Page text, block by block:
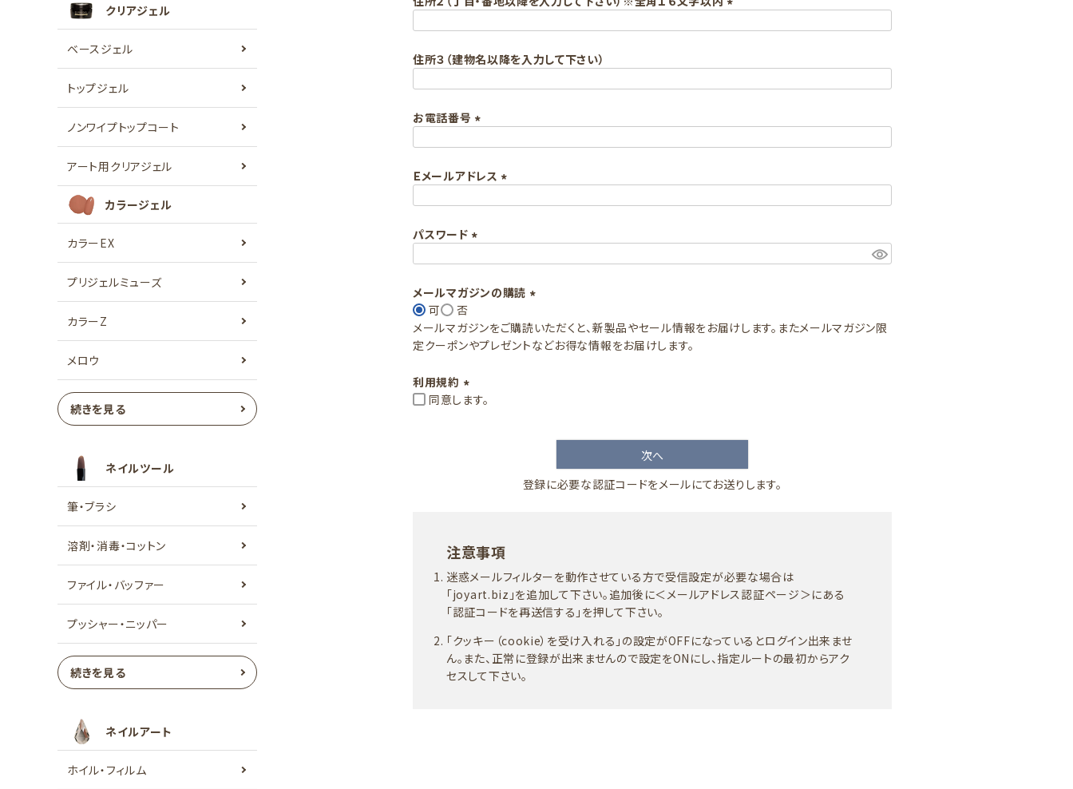
クリアジェル
ベースジェル
トップジェル
ノンワイプトップコート
アート用クリアジェル
カラージェル
カラーEX
プリジェルミューズ
カラーZ
メロウ
続きを見る
ネイルツール
筆・ブラシ
溶剤・消毒・コットン
ファイル・バッファー
プッシャー・ニッパー
続きを見る
ネイルアート
ホイル・フィルム
住所３（建物名以降を入力して下さい）
お電話番号
須
Ｅメールアドレス
パスワード
須
メールマガジンの購読
必
須
可
否
メールマガジンをご購読いただくと、新製品やセール情報をお届けします。またメールマガジン限
定クーポンやプレゼントなどお得な情報をお届けします。
利用規約
(
同意します。
次へ
登録に必要な認証コードをメールにてお送りします。
注意事項
迷惑メールフィルターを動作させている方で受信設定が必要な場合は
「joyart.biz」を追加して下さい。追加後に＜メールアドレス認証ページ＞にある
「認証コードを再送信する」を押して下さい。
「クッキー（cookie）を受け入れる」の設定がOFFになっているとログイン出来ませ
ん。また、正常に登録が出来ませんので設定をONにし、指定ルートの最初からアク
セスして下さい。